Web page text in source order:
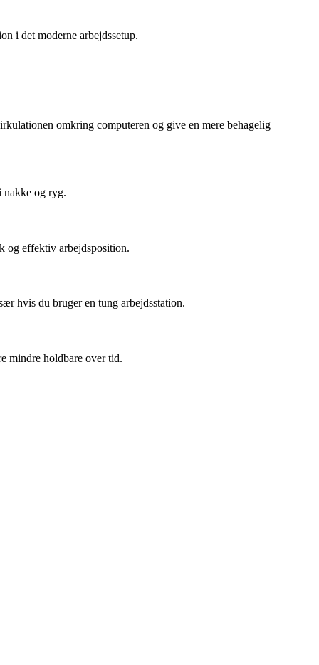
i det moderne arbejdssetup.
omkring computeren og give en mere behagelig
nakke og ryg.
og effektiv arbejdsposition.
hvis du bruger en tung arbejdsstation.
mindre holdbare over tid.